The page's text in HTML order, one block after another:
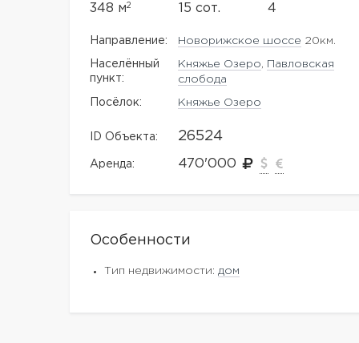
348 м2 15 сот. 4
Направление: Новорижское шоссе 20км.
Населённый
пункт:
Княжье Озеро
Павловская
слобода
Посёлок: Княжье Озеро
ID Объекта: 26524
Аренда: 470'000
Особенности
Тип недвижимости: дом